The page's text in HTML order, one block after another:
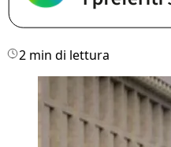
2 min di lettura